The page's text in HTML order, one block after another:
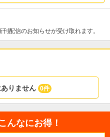
配信のお知らせが受け取れます。
りません 0件
んなにお得！